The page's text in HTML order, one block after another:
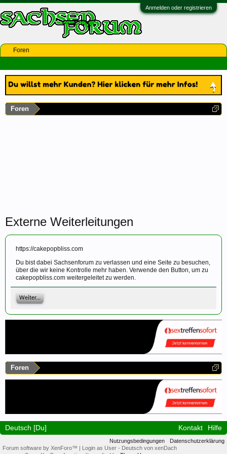
Anmelden oder registrieren
Foren
Externe Weiterleitungen
https://cakepopbliss.com
Du bist dabei Sachsenforum zu verlassen und eine Seite zu besuchen,
über die wir keine Kontrolle mehr haben. Verwende den Button, um zu
cakepopbliss.com weitergeleitet zu werden.
Weiter...
Foren
Foren
Deutsch [Du] Kontakt Hilfe
Nutzungsbedingungen
Datenschutzerklärung
Forum software by XenForo™ | Login as User - Deutsch von xenDach